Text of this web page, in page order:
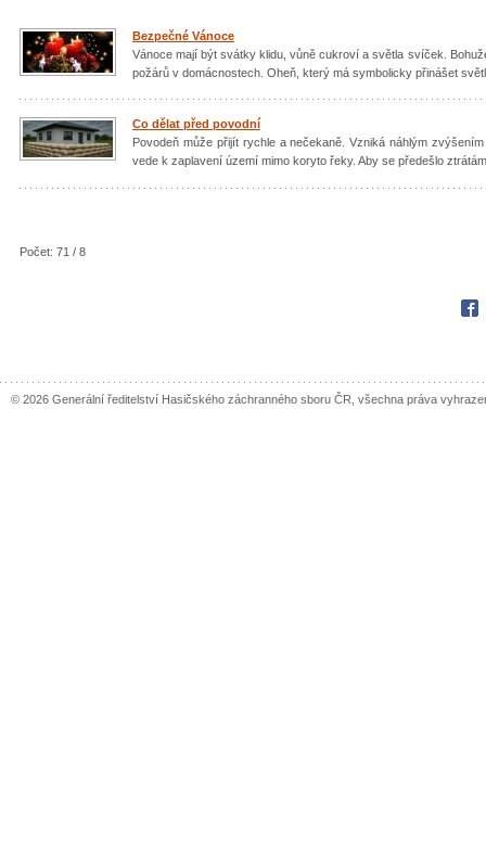
Bezpečné Vánoce
Vánoce mají být svátky klidu, vůně cukroví a světla svíček.
požárů v domácnostech. Oheň, který má symbolicky přinášet
Co dělat před povodní
Povodeň může přijít rychle a nečekaně. Vzniká náhlým
vede k zaplavení území mimo koryto řeky. Aby se předešlo
Počet: 71 / 8
© 2026 Generální ředitelství Hasičského záchranného sboru ČR, všechna práva